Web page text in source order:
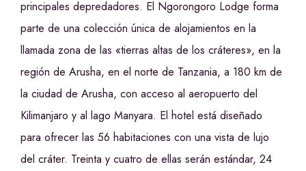
principales depredadores. El Ngorongoro Lodge forma
parte de una colección única de alojamientos en la
llamada zona de las «tierras altas de los cráteres», en la
región de Arusha, en el norte de Tanzania, a 180 km de
la ciudad de Arusha, con acceso al aeropuerto del
Kilimanjaro y al lago Manyara. El hotel está diseñado
para ofrecer las 56 habitaciones con una vista de lujo
del cráter. Treinta y cuatro de ellas serán estándar, 24